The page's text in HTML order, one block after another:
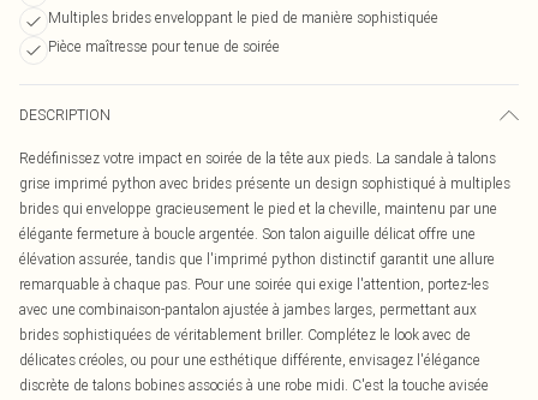
Multiples brides enveloppant le pied de manière sophistiquée
Pièce maîtresse pour tenue de soirée
DESCRIPTION
Redéfinissez votre impact en soirée de la tête aux pieds. La sandale à talons
grise imprimé python avec brides présente un design sophistiqué à multiples
brides qui enveloppe gracieusement le pied et la cheville, maintenu par une
élégante fermeture à boucle argentée. Son talon aiguille délicat offre une
élévation assurée, tandis que l'imprimé python distinctif garantit une allure
remarquable à chaque pas. Pour une soirée qui exige l'attention, portez-les
avec une combinaison-pantalon ajustée à jambes larges, permettant aux
brides sophistiquées de véritablement briller. Complétez le look avec de
délicates créoles, ou pour une esthétique différente, envisagez l'élégance
discrète de talons bobines associés à une robe midi. C'est la touche avisée